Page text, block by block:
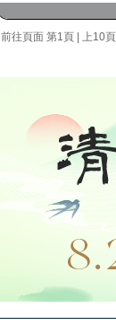
前往頁面 第1頁 上10頁